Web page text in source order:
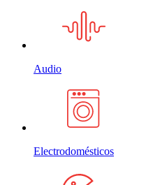
Audio
Electrodomésticos